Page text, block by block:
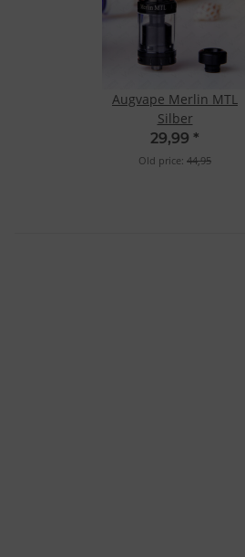
Augvape Merlin MTL
Silber
29,99 *
Old price: 44,95